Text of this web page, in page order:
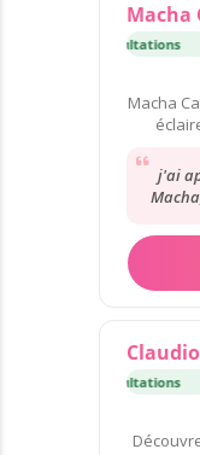
Macha
Déjà 55 000 consultations
Macha
j'ai
ferai
Déjà 22 000 consultations